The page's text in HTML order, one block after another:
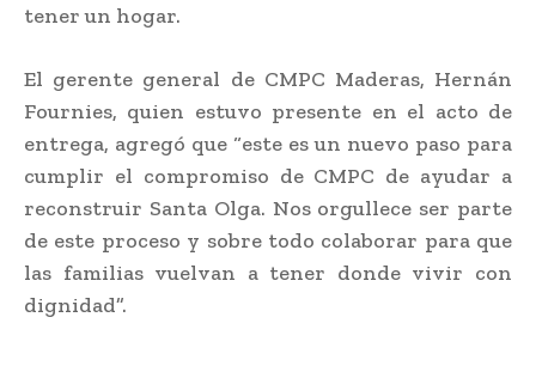
tener un hogar.
El gerente general de CMPC Maderas, Hernán
Fournies, quien estuvo presente en el acto de
entrega, agregó que “este es un nuevo paso para
cumplir el compromiso de CMPC de ayudar a
reconstruir Santa Olga. Nos orgullece ser parte
de este proceso y sobre todo colaborar para que
las familias vuelvan a tener donde vivir con
dignidad”.